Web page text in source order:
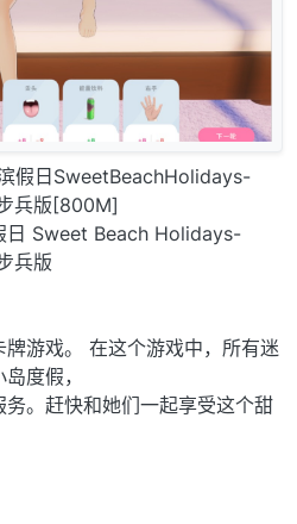
假日SweetBeachHolidays-
兵版[800M]
日 Sweet Beach Holidays-
兵版
游戏。 在这个游戏中，所有迷
度假，
。赶快和她们一起享受这个甜